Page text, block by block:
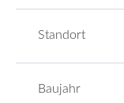
Standort
Baujahr